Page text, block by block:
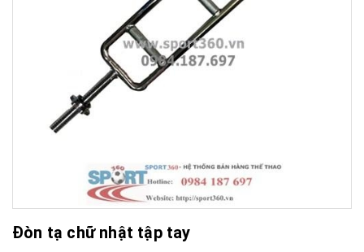
Đòn tạ chữ nhật tập tay